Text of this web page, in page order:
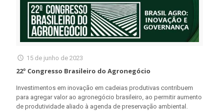
15 de junho de 2023
22º Congresso Brasileiro do Agronegócio
Investimentos em inovação em cadeias produtivas contribuem
para agregar valor ao agronegócio brasileiro, ao permitir aumento
de produtividade aliado à agenda de preservação ambiental.